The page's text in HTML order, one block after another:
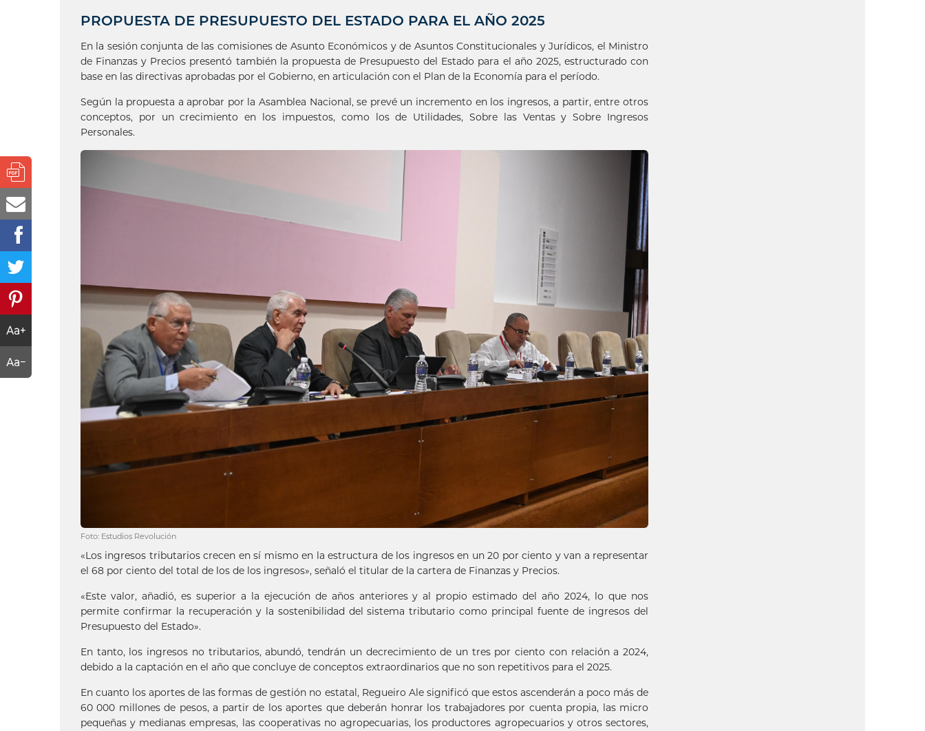
PROPUESTA DE PRESUPUESTO DEL ESTADO PARA EL AÑO 2025
En la sesión conjunta de las comisiones de Asunto Económicos y de Asuntos Constitucionales y Jurídicos, el Ministro
de Finanzas y Precios presentó también la propuesta de Presupuesto del Estado para el año 2025, estructurado con
base en las directivas aprobadas por el Gobierno, en articulación con el Plan de la Economía para el período.
Según la propuesta a aprobar por la Asamblea Nacional, se prevé un incremento en los ingresos, a partir, entre otros
conceptos, por un crecimiento en los impuestos, como los de Utilidades, Sobre las Ventas y Sobre Ingresos
Personales.
Foto: Estudios Revolución
«Los ingresos tributarios crecen en sí mismo en la estructura de los ingresos en un 20 por ciento y van a representar
el 68 por ciento del total de los de los ingresos», señaló el titular de la cartera de Finanzas y Precios.
«Este valor, añadió, es superior a la ejecución de años anteriores y al propio estimado del año 2024, lo que nos
permite confirmar la recuperación y la sostenibilidad del sistema tributario como principal fuente de ingresos del
Presupuesto del Estado».
En tanto, los ingresos no tributarios, abundó, tendrán un decrecimiento de un tres por ciento con relación a 2024,
debido a la captación en el año que concluye de conceptos extraordinarios que no son repetitivos para el 2025.
En cuanto los aportes de las formas de gestión no estatal, Regueiro Ale significó que estos ascenderán a poco más de
60 000 millones de pesos, a partir de los aportes que deberán honrar los trabajadores por cuenta propia, las micro
pequeñas y medianas empresas, las cooperativas no agropecuarias, los productores agropecuarios y otros sectores,